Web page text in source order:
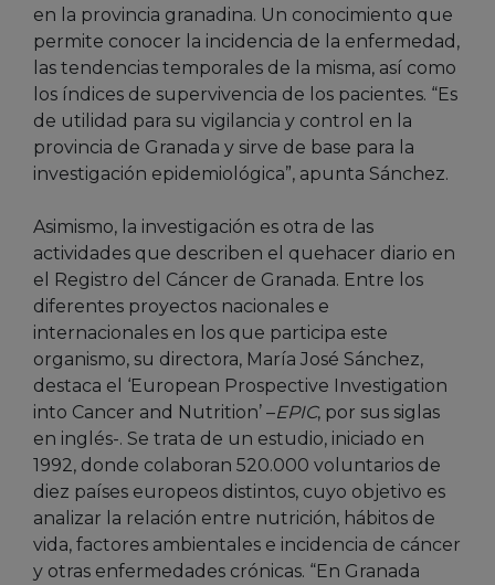
en la provincia granadina. Un conocimiento que
permite conocer la incidencia de la enfermedad,
las tendencias temporales de la misma, así como
los índices de supervivencia de los pacientes. “Es
de utilidad para su vigilancia y control en la
provincia de Granada y sirve de base para la
investigación epidemiológica”, apunta Sánchez.
Asimismo, la investigación es otra de las
actividades que describen el quehacer diario en
el Registro del Cáncer de Granada. Entre los
diferentes proyectos nacionales e
internacionales en los que participa este
organismo, su directora, María José Sánchez,
destaca el ‘European Prospective Investigation
into Cancer and Nutrition’ –EPIC, por sus siglas
en inglés-. Se trata de un estudio, iniciado en
1992, donde colaboran 520.000 voluntarios de
diez países europeos distintos, cuyo objetivo es
analizar la relación entre nutrición, hábitos de
vida, factores ambientales e incidencia de cáncer
y otras enfermedades crónicas. “En Granada